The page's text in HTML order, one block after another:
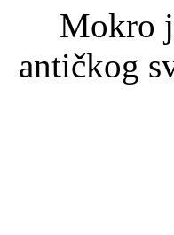
Mokro
antičkog